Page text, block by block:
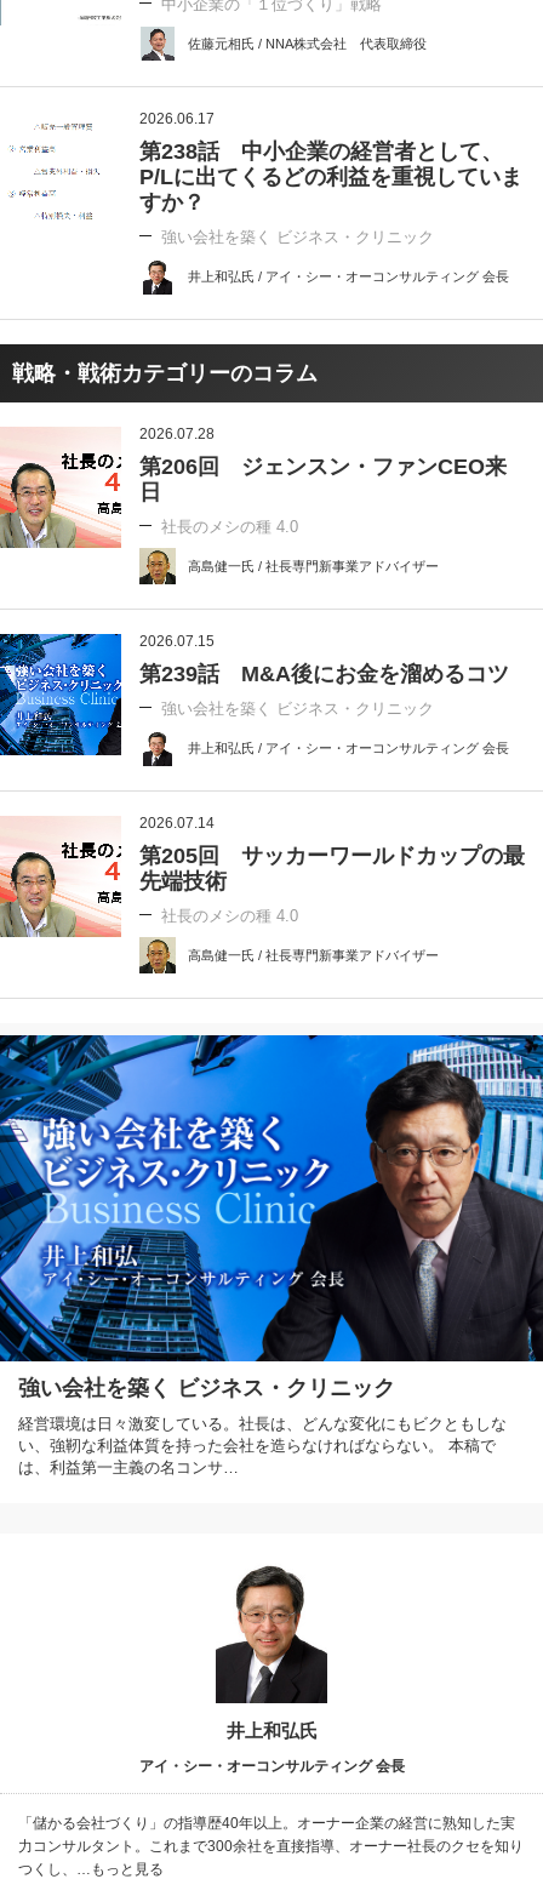
中小企業の「１位づくり」戦略
佐藤元相氏 / NNA株式会社 代表取締役
2026.06.17
第238話 中小企業の経営者として、
P/Lに出てくるどの利益を重視していま
すか？
強い会社を築く ビジネス・クリニック
井上和弘氏 / アイ・シー・オーコンサルティング 会長
戦略・戦術カテゴリーのコラム
2026.07.28
第206回 ジェンスン・ファンCEO来
日
社長のメシの種 4.0
高島健一氏 / 社長専門新事業アドバイザー
2026.07.15
第239話 M&A後にお金を溜めるコツ
強い会社を築く ビジネス・クリニック
井上和弘氏 / アイ・シー・オーコンサルティング 会長
2026.07.14
第205回 サッカーワールドカップの最
先端技術
社長のメシの種 4.0
高島健一氏 / 社長専門新事業アドバイザー
強い会社を築く ビジネス・クリニック
経営環境は日々激変している。社長は、どんな変化にもビクともしな
い、強靭な利益体質を持った会社を造らなければならない。 本稿で
は、利益第一主義の名コンサ…
井上和弘氏
アイ・シー・オーコンサルティング 会長
「儲かる会社づくり」の指導歴40年以上。オーナー企業の経営に熟知した実
力コンサルタント。これまで300余社を直接指導、オーナー社長のクセを知り
つくし、…もっと見る